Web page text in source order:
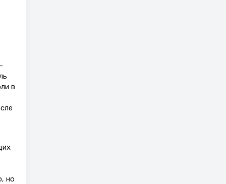
в
но